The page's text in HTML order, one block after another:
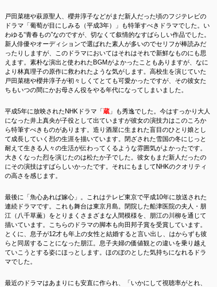
戸田菜穂や萩原聖人、櫻井淳子などがまだ新人だった頃のフジテレビの
ドラマ「葡萄が目にしみる（平成3年）」も特筆すべきドラマでした。い
わゆる“青春もの”なのですが、切なくて叙情的なすばらしい作品でした。
新人俳優やオーディションで選ばれた素人が多いのでセリフが棒読みだ
ったりしますが、このドラマにおいてはそれはそれで新鮮なものにも思
えます。素朴な演出と使われたBGMがよかったこともありますが、なに
より林真理子の原作に救われたような気がします。高校生を演じていた
戸田菜穂や櫻井淳子が初々しくてとても可愛かったですが、その彼女た
ちもいつの間にかお母さん役をやる年代になってしまいました。
平成5年に放映されたNHKドラマ「 蔵 」も秀逸でした。今はすっかり大人
になった井上真央が子役として出ていますが彼女の演技力はこのころか
ら特筆すべきものがあります。造り酒屋に生まれた盲目のひとり娘とし
て成長していく烈の生涯を描いています。閉ざされた雪国の冬にじっと
耐えて生きる人々の生活が伝わってくるような雰囲気がよかったです。
大きくなった烈を演じたのは松たか子でした。彼女もまだ新人だったの
にその演技はすばらしいかったです。それにもましてNHKのクオリティ
の高さを感じます。
最後に「魚心あれば嫁心」。これはテレビ東京で平成10年に放送された
連続ドラマです。これも舞台は東京月島。閉院した船津医院の夫人・朋
江（八千草薫）をとりまくさまざまな人間模様を、朋江の川柳を通じて
描いています。こちらのドラマの脚本も向田邦子賞を受賞しています。
とくに、息子が12才も年上の女性と結婚すると言い出し、はからずも彼
らと同居することになった朋江。息子夫婦の価値観との違いを乗り越え
ていこうとする姿にほっとします。ほのぼのとした気持ちになれるドラ
マでした。
最近のドラマはあまりにも安直に作られ、「いかにして視聴率がとれ、